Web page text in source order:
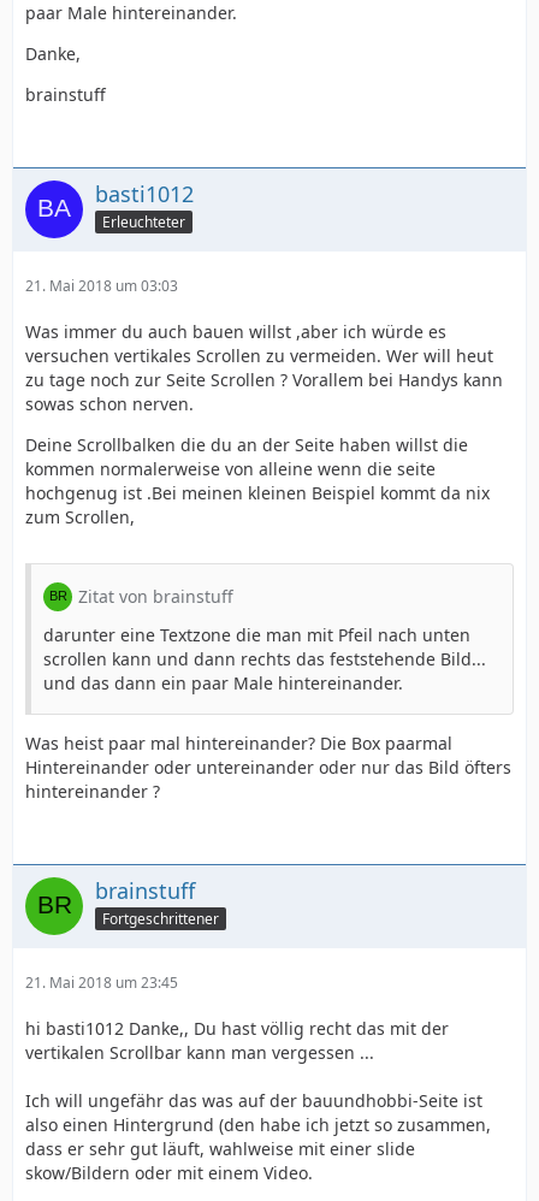
paar Male hintereinander.
Danke,
brainstuff
basti1012
Erleuchteter
21. Mai 2018 um 03:03
Was immer du auch bauen willst ,aber ich würde es
versuchen vertikales Scrollen zu vermeiden. Wer will heut
zu tage noch zur Seite Scrollen ? Vorallem bei Handys kann
sowas schon nerven.
Deine Scrollbalken die du an der Seite haben willst die
kommen normalerweise von alleine wenn die seite
hochgenug ist .Bei meinen kleinen Beispiel kommt da nix
zum Scrollen,
Zitat von brainstuff
darunter eine Textzone die man mit Pfeil nach unten
scrollen kann und dann rechts das feststehende Bild...
und das dann ein paar Male hintereinander.
Was heist paar mal hintereinander? Die Box paarmal
Hintereinander oder untereinander oder nur das Bild öfters
hintereinander ?
brainstuff
Fortgeschrittener
21. Mai 2018 um 23:45
hi basti1012 Danke,, Du hast völlig recht das mit der
vertikalen Scrollbar kann man vergessen ...
Ich will ungefähr das was auf der bauundhobbi-Seite ist
also einen Hintergrund (den habe ich jetzt so zusammen,
dass er sehr gut läuft, wahlweise mit einer slide
skow/Bildern oder mit einem Video.